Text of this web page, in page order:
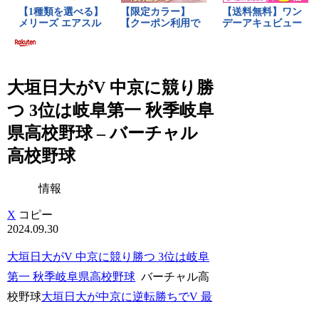
大垣日大がV 中京に競り勝
つ 3位は岐阜第一 秋季岐阜
県高校野球 – バーチャル
高校野球
情報
X コピー
2024.09.30
大垣日大がV 中京に競り勝つ 3位は岐阜
第一 秋季岐阜県高校野球 バーチャル高
校野球大垣日大が中京に逆転勝ちでV 最